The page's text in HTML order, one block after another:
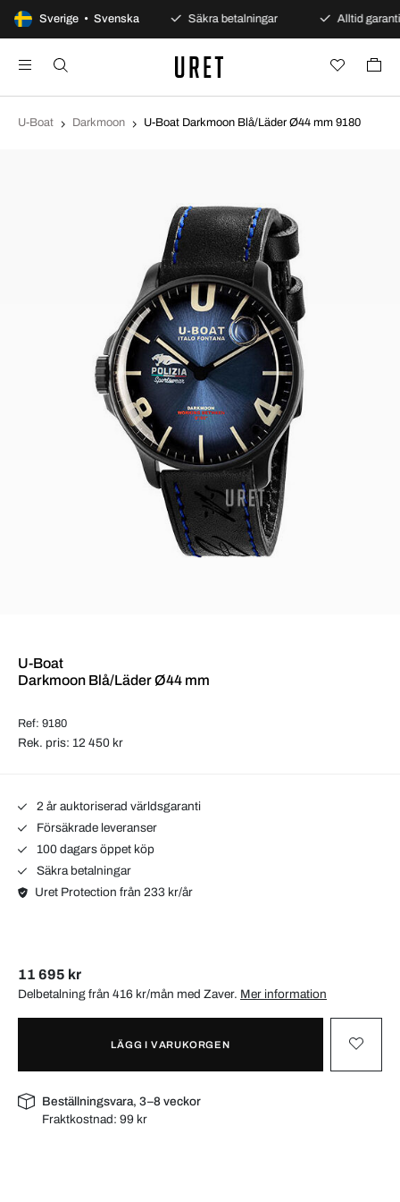
Sverige • Svenska
100 dagars öppet köp Säkra betalningar Alltid garanti
U-Boat Darkmoon U-Boat Darkmoon Blå/Läder Ø44 mm 9180
U-Boat
Darkmoon Blå/Läder Ø44 mm
Ref: 9180
Rek. pris: 12 450 kr
2 år auktoriserad världsgaranti
Försäkrade leveranser
100 dagars öppet köp
Säkra betalningar
Uret Protection från 233 kr/år
11 695 kr
Delbetalning från 416 kr/mån med Zaver. Mer information
LÄGG I VARUKORGEN
Beställningsvara, 3–8 veckor
Fraktkostnad:99 kr